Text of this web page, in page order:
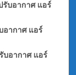
รับอากาศ แอร์
อากาศ แอร์
บอากาศ แอร์